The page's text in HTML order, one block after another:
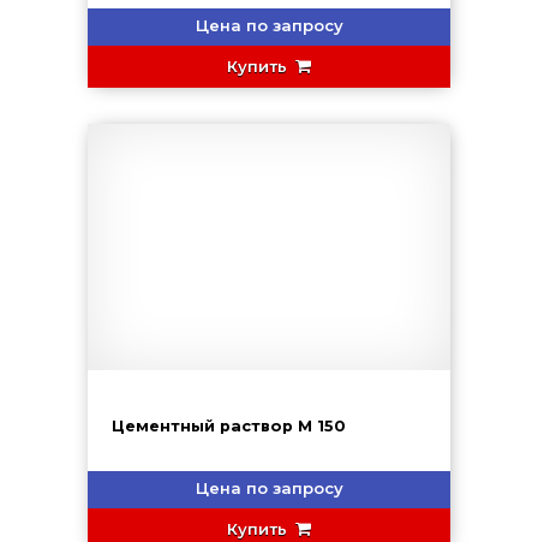
Цена по запросу
Купить
Цементный раствор М 150
Цена по запросу
Купить